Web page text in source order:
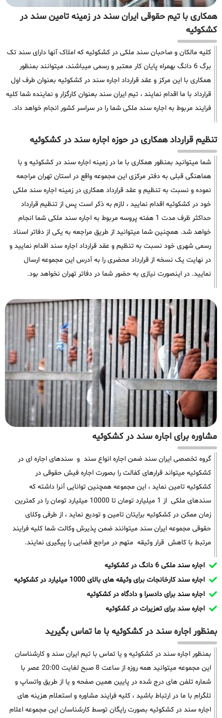
همکاری با تیم حقوقی ایران سند در زمینه تامین سند در
کشکوئیه
کلیه مالکان و صاحبان سند ملکی در کشکوئیه که املاک آنها دارای سند تک
برگ 6 دانگ بهمراه پایان کار معتبر و رسمی میباشند، میتوانند بمنظور
همکاری با این مرکز و عقد قرارداد اجاره سند در کشکوئیه بعنوان طرف اول
قرارداد با ما اقدام نمایند ، تیم ایران سند بعنوان کارگزار و نماینده شما کلیه
فرایند مربوط به اجاره سند ملکی شما را در سراسر کشور انجام خواهد داد.
تنظیم قرارداد همکاری در حوزه اجاره سند در کشکوئیه
شما میتوانید بمنظور همکاری با ما در زمینه اجاره سند در کشکوئیه و با
هماهنگی قبلی به دفتر مرکزی این مجموعه واقع در استان تهران مراجعه
نموده و نسبت به تنظیم و عقد قرارداد همکاری در زمینه اجاره سند ملکی
خود در کشکوئیه اقدام نمایید ، لازم به ذکر است پس از تنظیم قرارداد
حداکثر ظرف مدت 1 هفته پروسه مربوط به اجاره سند ملکی شما انجام
خواهد شد. همچنین شما میتوانید از طریق مراجعه به یکی از دفاتر اسناد
رسمی شهری خود نسبت به تنظیم و عقد قرارداد اجاره سند اقدام نمایید و
در نهایت یک نسخه از قرارداد محضری را به آدرس این مجموعه ارسال
نمایید. در اینصورت نیازی به حضور شما در دفاتر تهران نخواهد بود.
مشاوره برای اجاره سند در کشکوئیه
گروه تخصصی ایران سند ضمن اجاره انواع سند و سندهای اجاره ای در
کشکوئیه میتواند قرارهای کفالت را بصورت اجاره فیش حقوقی در
کشکوئیه تامین نماید ، این مجموعه همچنین توانایی آنرا داشته که
سندهای ملکی از 1 میلیارد تومان تا 10000 میلیارد تومان را در کمترین
زمان ممکن در کشکوئیه برایتان تامین و تودیع نماید ، از طرفی وکلای
حقوقی مجموعه ایران سند میتوانند ضمن پذیرش وکالت شما کلیه فرایند
مرتبط با کاهش قرار وثیقه متهم در مراجع قضایی را پیگیری نمایند.
اجاره سند ملکی 6 دانگ در کشکوئیه
اجاره سند کارخانجات برای وثیقه های بالای 1000 میلیارد در کشکوئیه
اجاره سند برای دادسرا و دادگاه در کشکوئیه
اجاره سند برای تعزیرات در کشکوئیه
بمنظور اجاره سند در کشکوئیه با ما تماس بگیرید
بمنظور اجاره سند در کشکوئیه و یا تماس با تیم ایران سند و کارشناسان
این مجموعه میتوانید همه روزه از ساعت 8 صبح لغایت 20:00 عصر با
شماره تلفن های درج شده در پایین همین صفحه و یا از طریق واتساپ و
تلگرام با ما در ارتباط باشید ، کلیه فرایند مشاوره و استعلام هزینه های
اجاره سند در کشکوئیه بصورت رایگان توسط کارشناسان این مجموعه اعلام